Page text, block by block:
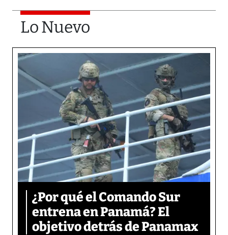
Lo Nuevo
¿Por qué el Comando Sur
entrena en Panamá? El
objetivo detrás de Panamax